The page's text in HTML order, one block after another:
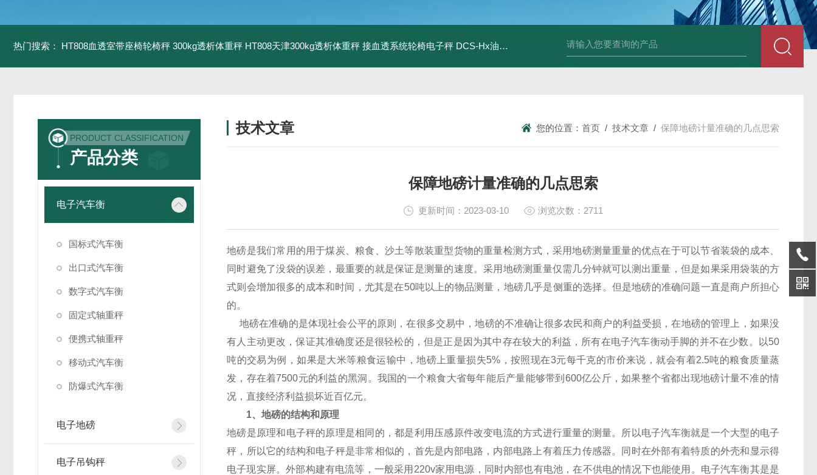
热门搜索： HT808血透室带座椅轮椅秤 300kg透析体重秤 HT808天津300kg透析体重秤 接血透系统轮椅电子秤 DCS-Hx油桶搬运车电子秤 上海350kg防爆倒桶称 HT808300kg带座椅轮椅秤 血透室轮椅
PRODUCT CLASSIFICATION
产品分类
电子汽车衡
国标式汽车衡
出口式汽车衡
数字式汽车衡
固定式轴重秤
便携式轴重秤
移动式汽车衡
防爆式汽车衡
电子地磅
电子吊钩秤
技术文章 您的位置： 首页 / 技术文章 / 保障地磅计量准确的几点思索
保障地磅计量准确的几点思索
更新时间：2023-03-10 浏览次数：2711
地磅是我们常用的用于煤炭、粮食、沙土等散装重型货物的重量检测方式，采用地磅测量重量的优点在于可以节省装袋的成本、
同时避免了没袋的误差，最重要的就是保证是测量的速度。采用地磅测重量仅需几分钟就可以测出重量，但是如果采用袋装的方
式则会增加很多的成本和时间，尤其是在50吨以上的物品测量，地磅几乎是侧重的选择。但是地磅的准确问题一直是商户所担心
的。
地磅在准确的是体现社会公平的原则，在很多交易中，地磅的不准确让很多农民和商户的利益受损，在地磅的管理上，如果没
有人主动更改，保证其准确度还是很轻松的，但是正是因为其中存在较大的利益，所有在电子汽车衡动手脚的并不在少数。以50
吨的交易为例，如果是大米等粮食运输中，地磅上重量损失5%，按照现在3元每千克的市价来说，就会有着2.5吨的粮食质量蒸
发，存在着7500元的利益的黑洞。我国的一个粮食大省每年能后产量能够带到600亿公斤，如果整个省都出现地磅计量不准的情
况，直接经济利益损坏近百亿元。
1、地磅的结构和原理
地磅是原理和电子秤的原理是相同的，都是利用压感原件改变电流的方式进行重量的测量。所以电子汽车衡就是一个大型的电子
秤，所以它的结构和电子秤是非常相似的，首先是内部电路，内部电路上有着压力传感器。同时在外部有着特质的外壳和显示得
电子现实屏。外部构建有电流等，一般采用220v家用电源，同时内部也有电池，在不供电的情况下也能使用。电子汽车衡其是是